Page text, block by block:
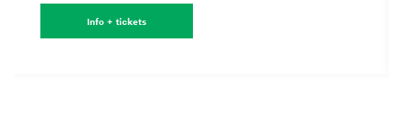
Info + tickets